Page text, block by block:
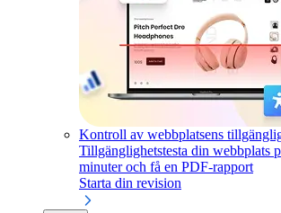
Kontroll av webbplatsens
Tillgänglighetstesta din webbplats
minuter och få en PDF-rapport
Starta din revision